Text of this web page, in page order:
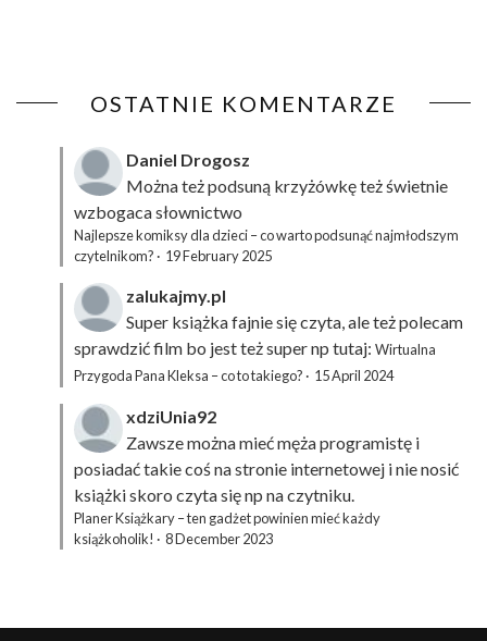
OSTATNIE KOMENTARZE
Daniel Drogosz
Można też podsuną krzyżówkęteż świetnie
wzbogaca słownictwo
Najlepsze komiksy dla dzieci – co warto podsunąć najmłodszym
czytelnikom? · 19 February 2025
zalukajmy.pl
Super książka fajnie się czyta, ale też polecam
sprawdzić film bo jest też super np tutaj: Wirtualna
Przygoda Pana Kleksa – co to takiego? · 15 April 2024
xdziUnia92
Zawsze można mieć męża programistę i
posiadać takie coś na stronie internetowej i nie nosić
książki skoro czyta się np na czytniku.
Planer Książkary – ten gadżet powinien mieć każdy
książkoholik! · 8 December 2023